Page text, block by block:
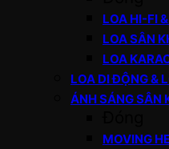
LOA HI-FI
LOA SÂN
LOA
LOA DI ĐỘNG &
ÁNH SÁNG SÂN
MOVING